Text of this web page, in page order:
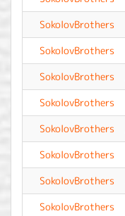
SokolovBrothers
SokolovBrothers
SokolovBrothers
SokolovBrothers
SokolovBrothers
SokolovBrothers
SokolovBrothers
SokolovBrothers